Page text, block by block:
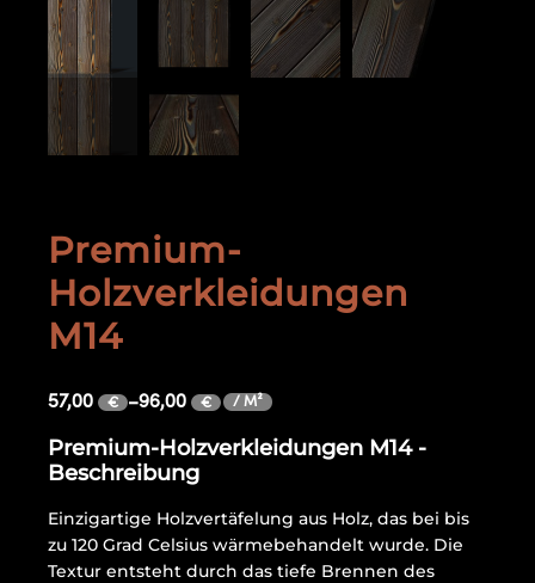
Premium-
Holzverkleidungen
M14
57,00 € –96,00 € / M²
Premium-Holzverkleidungen M14 -
Beschreibung
Einzigartige Holzvertäfelung aus Holz, das bei bis
zu 120 Grad Celsius wärmebehandelt wurde. Die
Textur entsteht durch das tiefe Brennen des